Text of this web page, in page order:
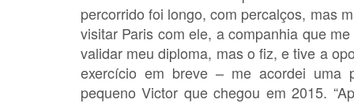
percorrido foi longo, com percalços, mas
visitar Paris com ele, a companhia que
validar meu diploma, mas o fiz, e tive a
exercício em breve – me acordei uma
pequeno Victor que chegou em 2015.